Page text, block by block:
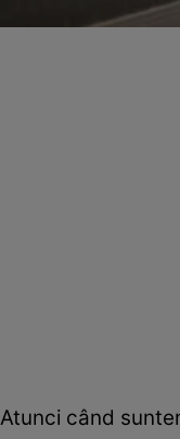
Atunci când